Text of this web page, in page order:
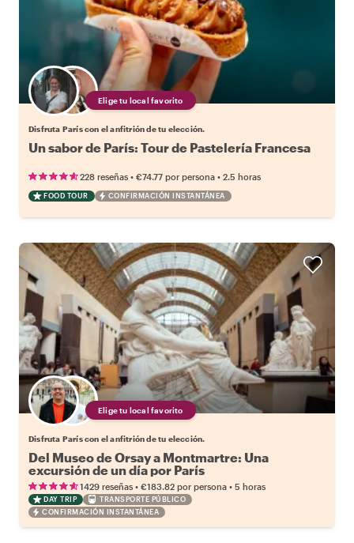
Elige tu local favorito
Disfruta París con el anfitrión de tu elección.
Un sabor de París: Tour de Pastelería Francesa
228 reseñas • €74.77 por persona • 2.5 horas
FOOD TOUR CONFIRMACIÓN INSTANTÁNEA
Elige tu local favorito
Disfruta París con el anfitrión de tu elección.
Del Museo de Orsay a Montmartre: Una
excursión de un día por París
1429 reseñas • €183.82 por persona • 5 horas
DAY TRIP
TRANSPORTE PÚBLICO
CONFIRMACIÓN INSTANTÁNEA